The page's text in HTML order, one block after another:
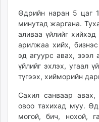
unuudur.mn
isee.mn
mglradio.com
fact.mn
itoim.mn
tumen.mn
shuum.mn
times.mn
tvmongolia.mn
Өдрийн наран 5 цаг
минутад жаргана.
аливаа үйлийг
арилжаа хийх,
эд агуурс авах, зээл
үйлийг эхлэх, угаал
түгээх, хийморийн
Сахил санваар авах,
овоо тахихад муу.
могой, бич, нохой,